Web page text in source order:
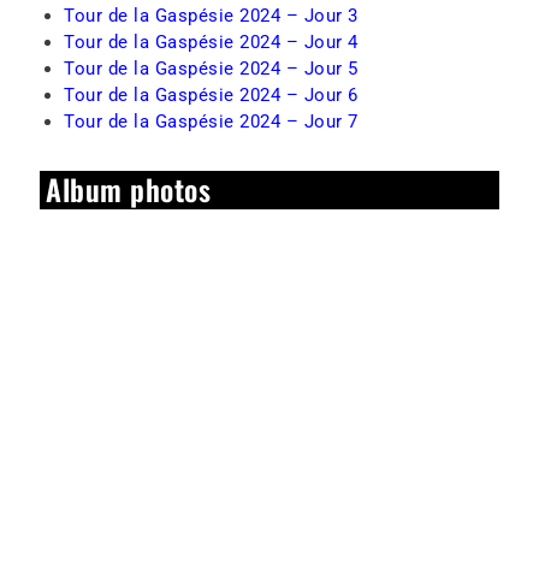
Tour de la Gaspésie 2024 – Jour 3
Tour de la Gaspésie 2024 – Jour 4
Tour de la Gaspésie 2024 – Jour 5
Tour de la Gaspésie 2024 – Jour 6
Tour de la Gaspésie 2024 – Jour 7
Album photos